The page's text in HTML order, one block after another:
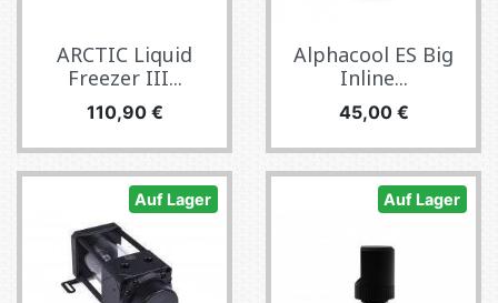
ARCTIC Liquid
Freezer III...
Preis
110,90 €
Alphacool ES Big
Inline...
Preis
45,00 €
Auf Lager Auf Lager